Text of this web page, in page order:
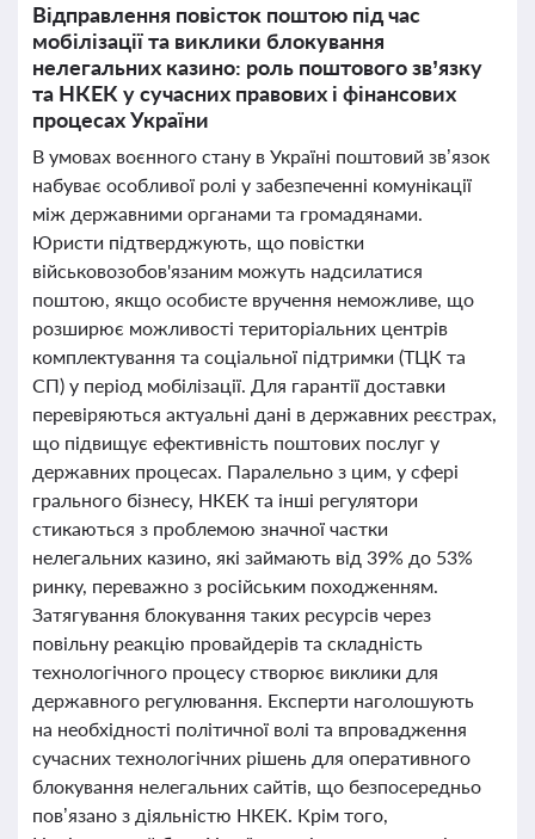
Відправлення повісток поштою під час
мобілізації та виклики блокування
нелегальних казино: роль поштового зв’язку
та НКЕК у сучасних правових і фінансових
процесах України
В умовах воєнного стану в Україні поштовий зв’язок
набуває особливої ролі у забезпеченні комунікації
між державними органами та громадянами.
Юристи підтверджують, що повістки
військовозобов'язаним можуть надсилатися
поштою, якщо особисте вручення неможливе, що
розширює можливості територіальних центрів
комплектування та соціальної підтримки (ТЦК та
СП) у період мобілізації. Для гарантії доставки
перевіряються актуальні дані в державних реєстрах,
що підвищує ефективність поштових послуг у
державних процесах. Паралельно з цим, у сфері
грального бізнесу, НКЕК та інші регулятори
стикаються з проблемою значної частки
нелегальних казино, які займають від 39% до 53%
ринку, переважно з російським походженням.
Затягування блокування таких ресурсів через
повільну реакцію провайдерів та складність
технологічного процесу створює виклики для
державного регулювання. Експерти наголошують
на необхідності політичної волі та впровадження
сучасних технологічних рішень для оперативного
блокування нелегальних сайтів, що безпосередньо
пов’язано з діяльністю НКЕК. Крім того,